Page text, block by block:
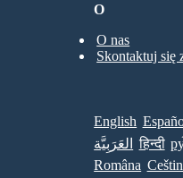
O
O nas
Skontaktuj się
English
العَرَبِيَّة
हिन्दी
Româna